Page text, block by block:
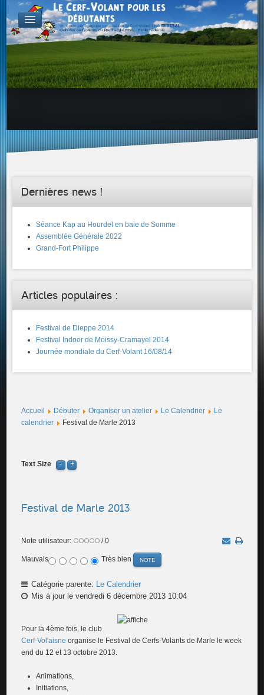
FABRICATION
Exemple d'atelier & de projets
Familles de Cerf-Volant
ENVOL & PILOTAGE
Envol & Aérologie
Dernières news !
Séance Kap au Hourdel en baie de Somme
Assemblée Générale 2022
Grand-Fort Philippe
Articles populaires :
Festival de Dieppe 2014
Festival Indoor de Moissy-Cramayel 2014
Journée mondiale du Cerf-Volant 16/08/14
Accueil Débuter Organiser un atelier Le Calendrier
Le
calendrier
Festival de Marle 2013
Text Size
Festival de Marle 2013
Note utilisateur: / 0
Mauvais Très bien
Catégorie parente: Le Calendrier
Mis à jour le vendredi 6 décembre 2013 10:04
Pour la 4ème fois, le club
Cerf-Vol'aisne organise le Festival de Cerfs-Volants de Marle le week
end du 12 et 13 octobre 2013.
Animations,
Initiations,